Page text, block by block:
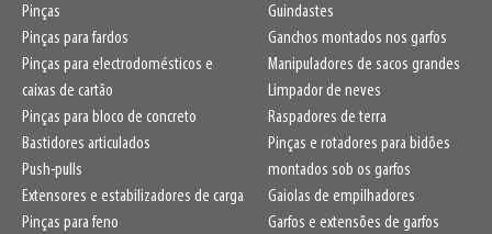
Pinças
Pinças para fardos
Pinças para electrodomésticos e
caixas de cartão
Pinças para bloco de concreto
Bastidores articulados
Push-pulls
Extensores e estabilizadores de carga
Pinças para feno
Guindastes
Ganchos montados nos garfos
Manipuladores de sacos grandes
Limpador de neves
Raspadores de terra
Pinças e rotadores para bidões
montados sob os garfos
Gaiolas de empilhadores
Garfos e extensões de garfos